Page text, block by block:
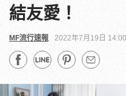
結友愛！
MF流行速報 2022年7月19日 14:00